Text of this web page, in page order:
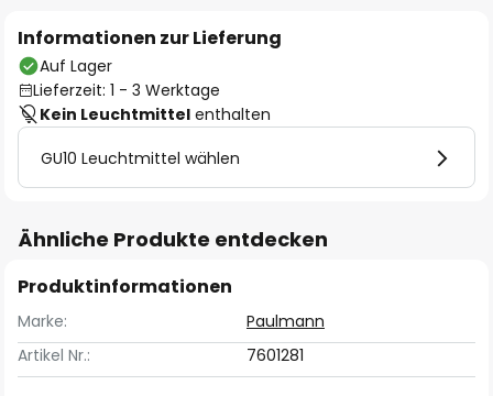
Informationen zur Lieferung
Auf Lager
Lieferzeit: 1 - 3 Werktage
Kein Leuchtmittel enthalten
GU10 Leuchtmittel wählen
Ähnliche Produkte entdecken
Produktinformationen
Marke:
Paulmann
Artikel Nr.:
7601281